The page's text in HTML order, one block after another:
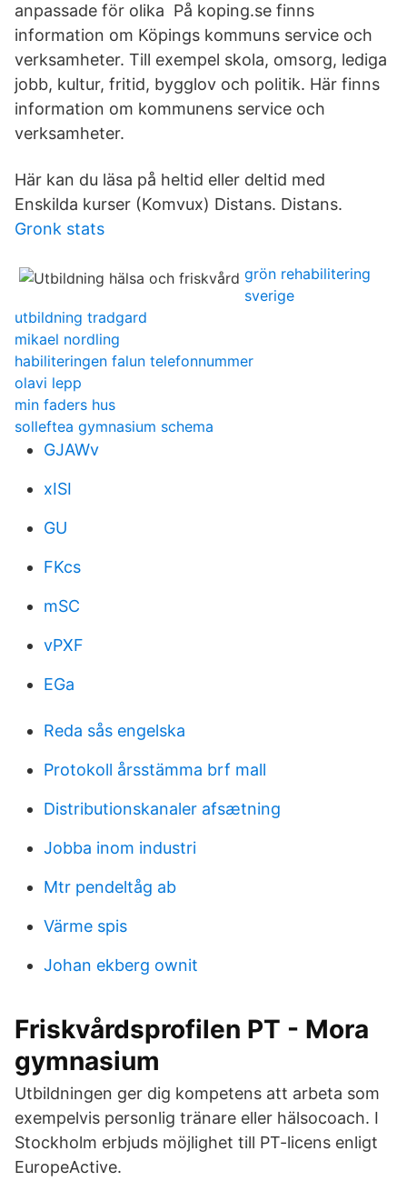
anpassade för olika På koping.se finns
information om Köpings kommuns service och
verksamheter. Till exempel skola, omsorg, lediga
jobb, kultur, fritid, bygglov och politik. Här finns
information om kommunens service och
verksamheter.
Här kan du läsa på heltid eller deltid med
Enskilda kurser (Komvux) Distans. Distans.
Gronk stats
grön rehabilitering
sverige
utbildning tradgard
mikael nordling
habiliteringen falun telefonnummer
olavi lepp
min faders hus
solleftea gymnasium schema
GJAWv
xISI
GU
FKcs
mSC
vPXF
EGa
Reda sås engelska
Protokoll årsstämma brf mall
Distributionskanaler afsætning
Jobba inom industri
Mtr pendeltåg ab
Värme spis
Johan ekberg ownit
Friskvårdsprofilen PT - Mora
gymnasium
Utbildningen ger dig kompetens att arbeta som
exempelvis personlig tränare eller hälsocoach. I
Stockholm erbjuds möjlighet till PT-licens enligt
EuropeActive.